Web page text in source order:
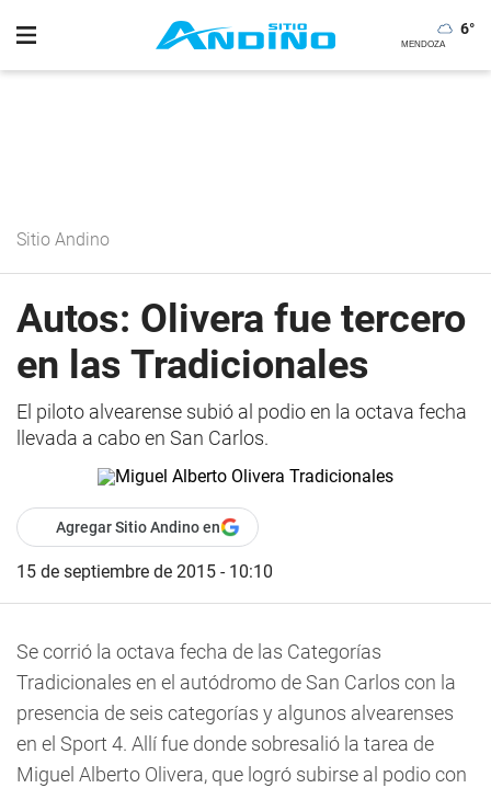
6°
Sitio Andino
Autos: Olivera fue tercero
en las Tradicionales
El piloto alvearense subió al podio en la octava fecha
llevada a cabo en San Carlos.
Agregar Sitio Andino en
15 de septiembre de 2015 - 10:10
Se corrió la octava fecha de las Categorías
Tradicionales en el autódromo de San Carlos con la
presencia de seis categorías y algunos alvearenses
en el Sport 4. Allí fue donde sobresalió la tarea de
Miguel Alberto Olivera, que logró subirse al podio con